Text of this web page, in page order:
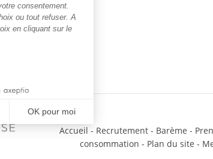
Accueil - Recrutement - Barème -
consommation - Plan du site -